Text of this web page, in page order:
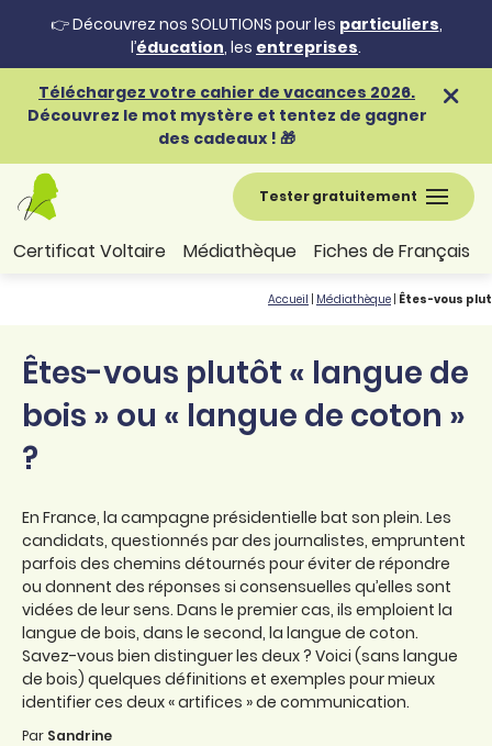
👉 Découvrez nos SOLUTIONS pour les particuliers,
l’éducation, les entreprises.
Téléchargez votre cahier de vacances 2026.
Découvrez le mot mystère et tentez de gagner
des cadeaux ! 🎁
Tester gratuitement
Certificat Voltaire Médiathèque Fiches de Français
Accueil Médiathèque Êtes-vous
Êtes-vous plutôt « langue de
bois » ou « langue de coton »
?
En France, la campagne présidentielle bat son plein. Les
candidats, questionnés par des journalistes, empruntent
parfois des chemins détournés pour éviter de répondre
ou donnent des réponses si consensuelles qu’elles sont
vidées de leur sens. Dans le premier cas, ils emploient la
langue de bois, dans le second, la langue de coton.
Savez-vous bien distinguer les deux ? Voici (sans langue
de bois) quelques définitions et exemples pour mieux
identifier ces deux « artifices » de communication.
Par Sandrine